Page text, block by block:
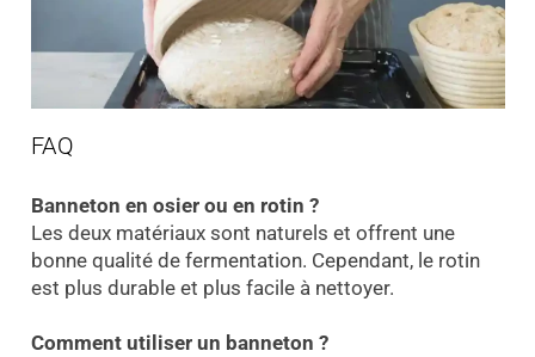
FAQ
Banneton en osier ou en rotin ?
Les deux matériaux sont naturels et offrent une
bonne qualité de fermentation. Cependant, le rotin
est plus durable et plus facile à nettoyer.
Comment utiliser un banneton ?